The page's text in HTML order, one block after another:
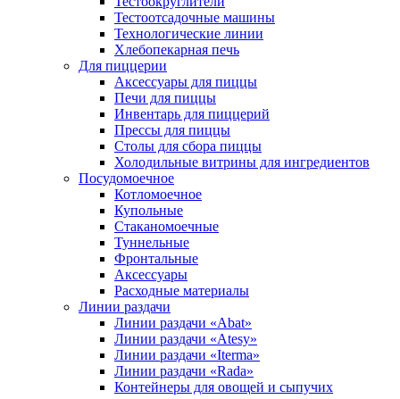
Тестоотсадочные машины
Технологические линии
Хлебопекарная печь
Для пиццерии
Аксессуары для пиццы
Печи для пиццы
Инвентарь для пиццерий
Прессы для пиццы
Столы для сбора пиццы
Холодильные витрины для ингредиентов
Посудомоечное
Котломоечное
Купольные
Стаканомоечные
Туннельные
Фронтальные
Аксессуары
Расходные материалы
Линии раздачи
Линии раздачи «Abat»
Линии раздачи «Atesy»
Линии раздачи «Iterma»
Линии раздачи «Rada»
Контейнеры для овощей и сыпучих